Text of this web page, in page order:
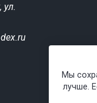
ул.
Мы
лучше.